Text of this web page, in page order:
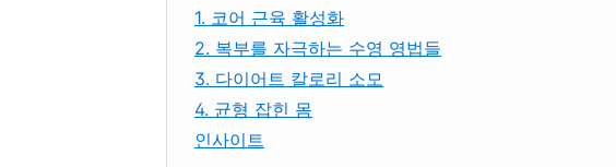
1. 코어 근육 활성화
2. 복부를 자극하는 수영 영법들
3. 다이어트 칼로리 소모
4. 균형 잡힌 몸
인사이트